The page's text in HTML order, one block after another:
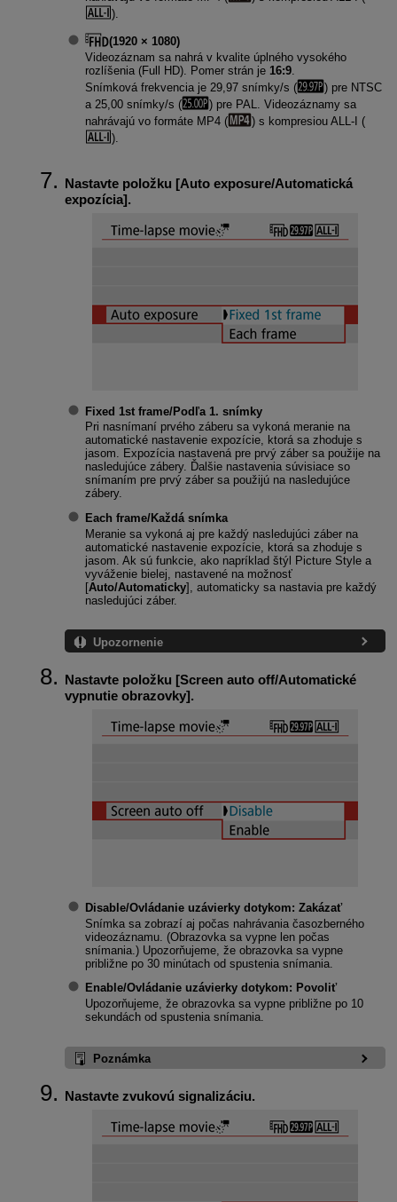
).
(1920 × 1080)
Videozáznam sa nahrá v kvalite úplného vysokého
rozlíšenia (Full HD). Pomer strán je 16:9.
Snímková frekvencia je 29,97 snímky/s (
) pre NTSC
a 25,00 snímky/s (
) pre PAL. Videozáznamy sa
nahrávajú vo formáte MP4 (
) s kompresiou ALL-I (
).
Nastavte položku [Auto exposure/Automatická
expozícia].
Fixed 1st frame/Podľa 1. snímky
Pri nasnímaní prvého záberu sa vykoná meranie na
automatické nastavenie expozície, ktorá sa zhoduje s
jasom. Expozícia nastavená pre prvý záber sa použije na
nasledujúce zábery. Ďalšie nastavenia súvisiace so
snímaním pre prvý záber sa použijú na nasledujúce
zábery.
Each frame/Každá snímka
Meranie sa vykoná aj pre každý nasledujúci záber na
automatické nastavenie expozície, ktorá sa zhoduje s
jasom. Ak sú funkcie, ako napríklad štýl Picture Style a
vyváženie bielej, nastavené na možnosť
[Auto/Automaticky], automaticky sa nastavia pre každý
nasledujúci záber.
Upozornenie
Nastavte položku [Screen auto off/Automatické
vypnutie obrazovky].
Disable/Ovládanie uzávierky dotykom: Zakázať
Snímka sa zobrazí aj počas nahrávania časozberného
videozáznamu. (Obrazovka sa vypne len počas
snímania.) Upozorňujeme, že obrazovka sa vypne
približne po 30 minútach od spustenia snímania.
Enable/Ovládanie uzávierky dotykom: Povoliť
Upozorňujeme, že obrazovka sa vypne približne po 10
sekundách od spustenia snímania.
Poznámka
Nastavte zvukovú signalizáciu.